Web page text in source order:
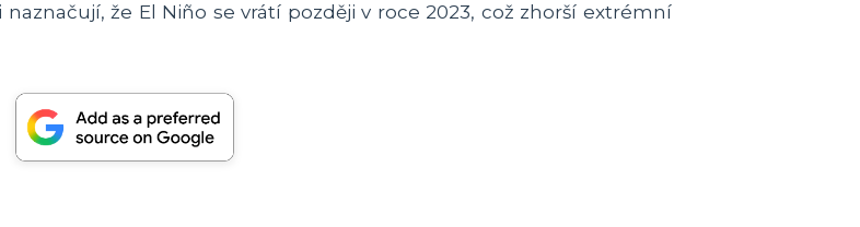
že El Niño se vrátí později v roce 2023, což zhorší extrémní